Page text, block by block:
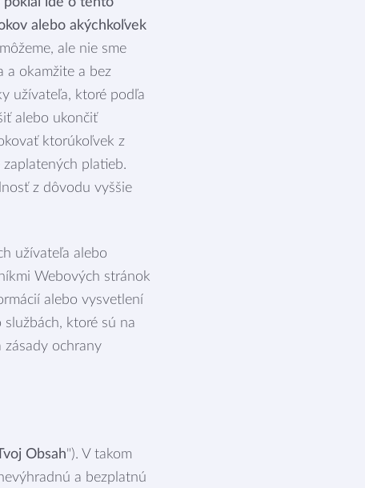
alebo akýchkoľvek
ale nie sme
a okamžite a bez
užívateľa, ktoré podľa
alebo ukončiť
ktorúkoľvek z
platieb.
z dôvodu vyššie
užívateľa alebo
Webových stránok
alebo vysvetlení
ktoré sú na
zásady ochrany
Obsah"). V takom
a bezplatnú